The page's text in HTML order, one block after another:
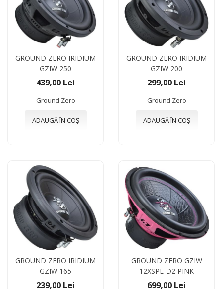
GROUND ZERO IRIDIUM
GZIW 250
439,00 Lei
Ground Zero
ADAUGĂ ÎN COȘ
GROUND ZERO IRIDIUM
GZIW 200
299,00 Lei
Ground Zero
ADAUGĂ ÎN COȘ
GROUND ZERO IRIDIUM
GZIW 165
239,00 Lei
GROUND ZERO GZIW
12XSPL-D2 PINK
699,00 Lei